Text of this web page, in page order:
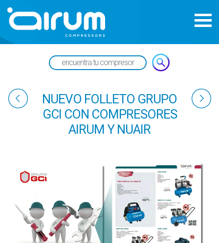
NUEVO FOLLETO GRUPO
GCI CON COMPRESORES
AIRUM Y NUAIR